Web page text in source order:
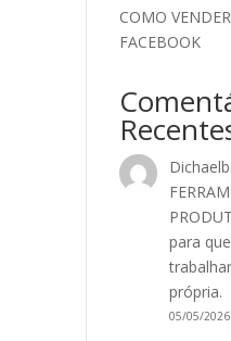
COMO
FACEBOOK
para
própria.
05/05/2026